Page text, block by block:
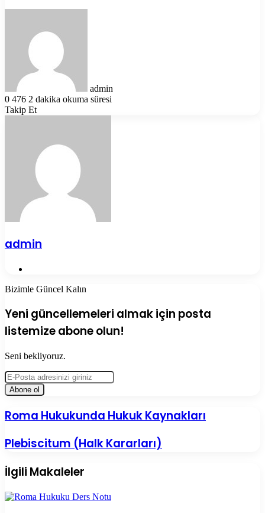
admin
0 476 2 dakika okuma süresi
Takip Et
admin
Bizimle Güncel Kalın
Yeni güncellemeleri almak için posta
listemize abone olun!
Seni bekliyoruz.
E-
Posta
adresinizi
Roma
Hukukunda
Kaynakları
Roma Hukukunda Hukuk Kaynakları
Plebiscitum
(Halk
Plebiscitum (Halk Kararları)
İlgili Makaleler